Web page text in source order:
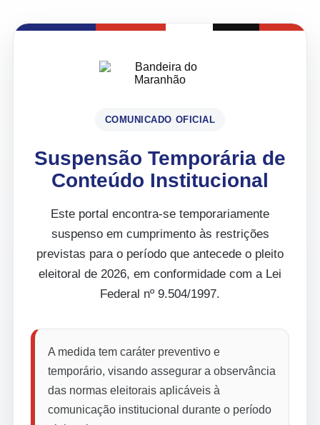
COMUNICADO OFICIAL
Suspensão Temporária de
Conteúdo Institucional
Este portal encontra-se temporariamente
suspenso em cumprimento às restrições
previstas para o período que antecede o pleito
eleitoral de 2026, em conformidade com a Lei
Federal nº 9.504/1997.
A medida tem caráter preventivo e
temporário, visando assegurar a observância
das normas eleitorais aplicáveis à
comunicação institucional durante o período